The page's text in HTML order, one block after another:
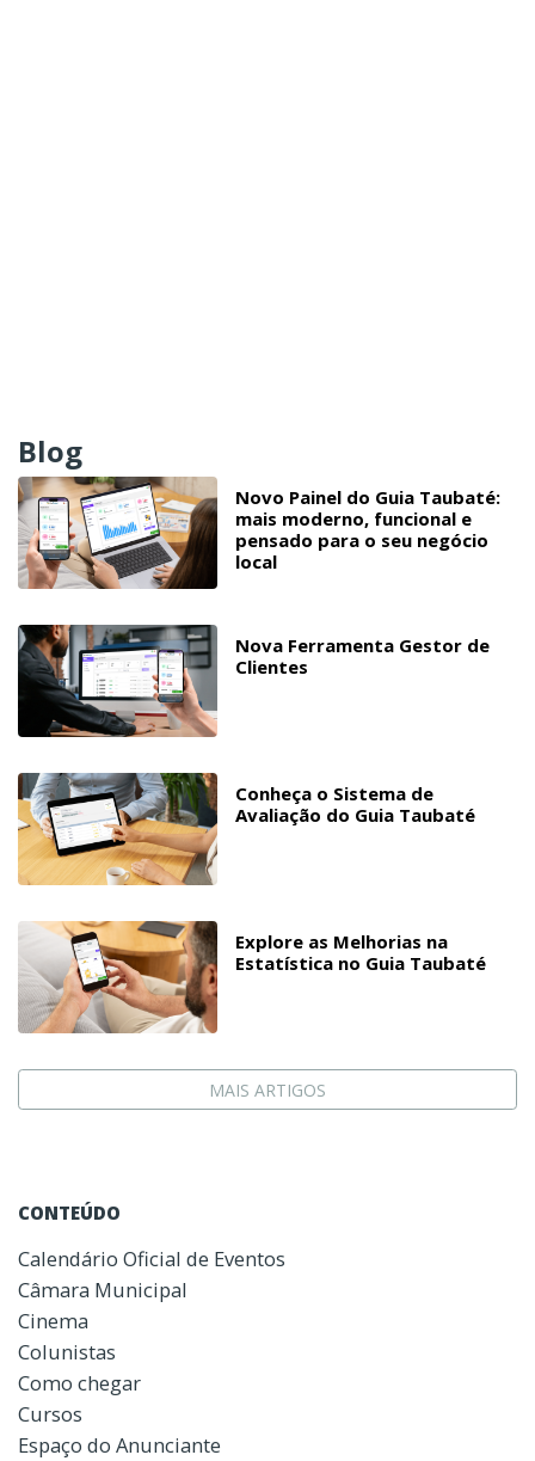
Blog
Novo Painel do Guia Taubaté:
mais moderno, funcional e
pensado para o seu negócio
local
Nova Ferramenta Gestor de
Clientes
Conheça o Sistema de
Avaliação do Guia Taubaté
Explore as Melhorias na
Estatística no Guia Taubaté
MAIS ARTIGOS
CONTEÚDO
Calendário Oficial de Eventos
Câmara Municipal
Cinema
Colunistas
Como chegar
Cursos
Espaço do Anunciante